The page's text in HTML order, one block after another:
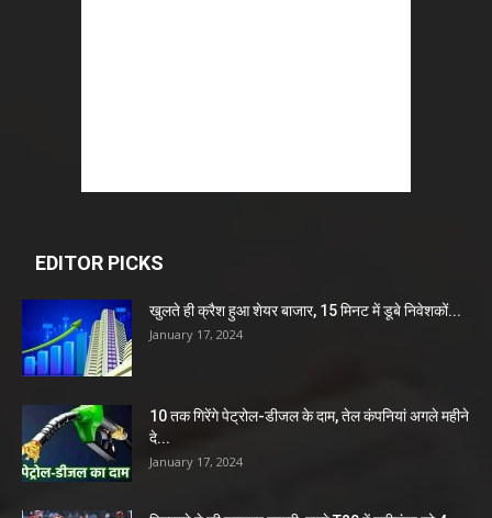
EDITOR PICKS
खुलते ही क्रैश हुआ शेयर बाजार, 15 मिनट में डूबे निवेशकों...
January 17, 2024
10 तक गिरेंगे पेट्रोल-डीजल के दाम, तेल कंपनियां अगले महीने
दे...
January 17, 2024